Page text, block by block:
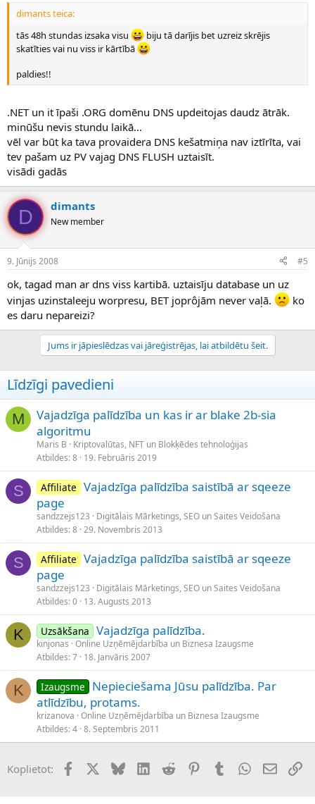
dimants teica:
tās 48h stundas izsaka visu
biju tā darījis bet uzreiz skrējis
skatīties vai nu viss ir kārtībā
paldies!!
.NET un it īpaši .ORG domēnu DNS updeitojas daudz ātrāk.
minūšu nevis stundu laikā...
vēl var būt ka tava provaidera DNS kešatmiņa nav iztīrīta, vai
tev pašam uz PV vajag DNS FLUSH uztaisīt.
visādi gadās
D dimants
New member
9. Jūnijs 2008 #5
ok, tagad man ar dns viss kartibā. uztaisīju database un uz
vinjas uzinstaleeju worpresu, BET joprôjām never vaļā.
ko
es daru nepareizi?
Jums ir jāpieslēdzas vai jāreģistrējas, lai atbildētu šeit.
Līdzīgi pavedieni
M
Vajadzīga palīdzība un kas ir ar blake 2b-sia
algoritmu
Maris B
Kriptovalūtas, NFT un Blokķēdes tehnoloģijas
Atbildes 8 19. Februāris 2019
S Affiliate Vajadzīga palīdzība saistībā ar sqeeze
page
sandzzejs123
Digitālais Mārketings, SEO un Saites Veidošana
Atbildes 8 29. Novembris 2013
S Affiliate Vajadzīga palīdzība saistībā ar sqeeze
page
sandzzejs123
Digitālais Mārketings, SEO un Saites Veidošana
Atbildes 0 13. Augusts 2013
K Uzsākšana Vajadzīga palīdzība.
kinjonas Online Uzņēmējdarbība un Biznesa Izaugsme
Atbildes 7 18. Janvāris 2007
K Izaugsme
Nepieciešama Jūsu palīdzība. Par
atlīdzību, protams.
krizanova Online Uzņēmējdarbība un Biznesa Izaugsme
Atbildes 4 8. Septembris 2011
Koplietot: FacebookX (Twitter)
BlueskyLinkedInReddit PinterestTumblrWhatsApp
E-pasts